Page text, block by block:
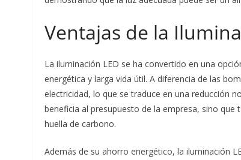
Ventajas de la
La iluminación LED se ha convertido en una
energética y larga vida útil. A diferencia de las
electricidad, lo que se traduce en una reducción
beneficia al presupuesto de la empresa, sino
huella de carbono.
Además de su ahorro energético, la iluminación